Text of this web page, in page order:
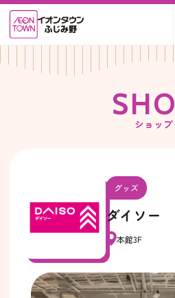
SHO
ショップ
グッズ
ダイソー
本館3F